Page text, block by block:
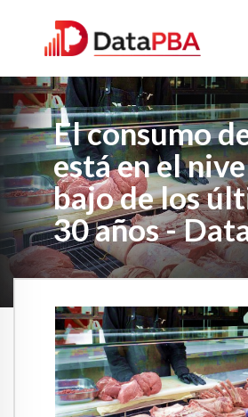
El consumo
está en el
bajo de los
30 años -